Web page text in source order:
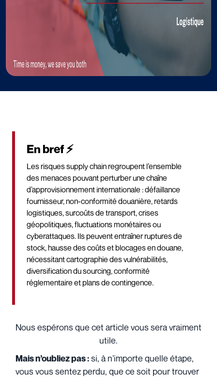
En bref ⚡
Les risques supply chain regroupent l’ensemble
des menaces pouvant perturber une chaîne
d’approvisionnement internationale : défaillance
fournisseur, non-conformité douanière, retards
logistiques, surcoûts de transport, crises
géopolitiques, fluctuations monétaires ou
cyberattaques. Ils peuvent entraîner ruptures de
stock, hausse des coûts et blocages en douane,
nécessitant cartographie des vulnérabilités,
diversification du sourcing, conformité
réglementaire et plans de contingence.
Nous espérons que cet article vous sera vraiment
utile.
Mais n’oubliez pas :si, à n’importe quelle étape,
vous vous sentez perdu, que ce soit pour trouver